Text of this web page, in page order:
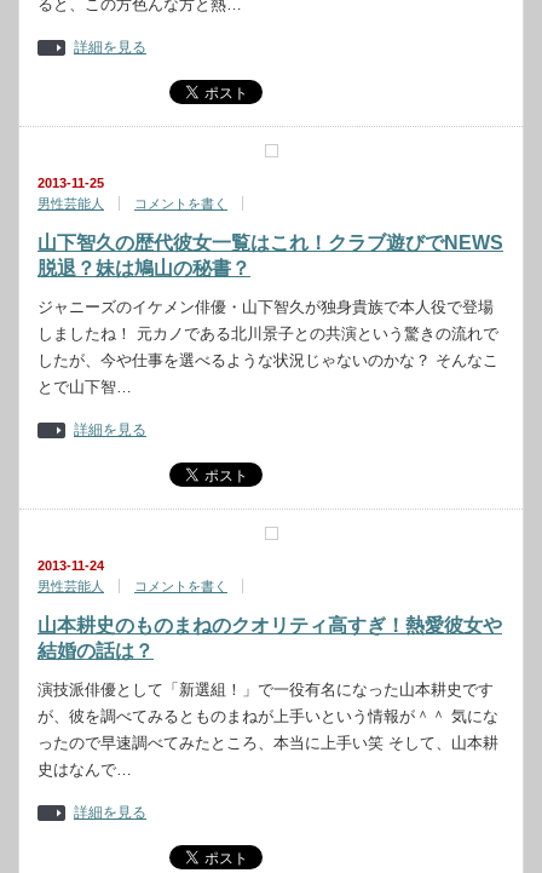
ると、この方色んな方と熱…
詳細を見る
2013-11-25
男性芸能人
コメントを書く
山下智久の歴代彼女一覧はこれ！クラブ遊びでNEWS
脱退？妹は鳩山の秘書？
ジャニーズのイケメン俳優・山下智久が独身貴族で本人役で登場
しましたね！ 元カノである北川景子との共演という驚きの流れで
したが、今や仕事を選べるような状況じゃないのかな？ そんなこ
とで山下智…
詳細を見る
2013-11-24
男性芸能人
コメントを書く
山本耕史のものまねのクオリティ高すぎ！熱愛彼女や
結婚の話は？
演技派俳優として「新選組！」で一役有名になった山本耕史です
が、彼を調べてみるとものまねが上手いという情報が＾＾ 気にな
ったので早速調べてみたところ、本当に上手い笑 そして、山本耕
史はなんで…
詳細を見る